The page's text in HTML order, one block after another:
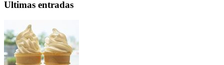
Ultimas entradas